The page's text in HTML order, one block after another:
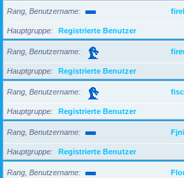
Rang, Benutzername
Hauptgruppe Registrierte Benutzer
Rang, Benutzername
Hauptgruppe Registrierte Benutzer
Rang, Benutzername
Hauptgruppe Registrierte Benutzer
Rang, Benutzername
Hauptgruppe Registrierte Benutzer
Rang, Benutzername